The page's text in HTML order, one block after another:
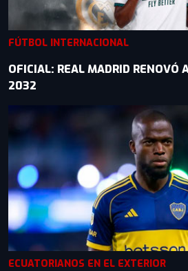
FÚTBOL INTERNACIONAL
OFICIAL: REAL MADRID RENOVÓ
2032
ECUATORIANOS EN EL EXTERIOR